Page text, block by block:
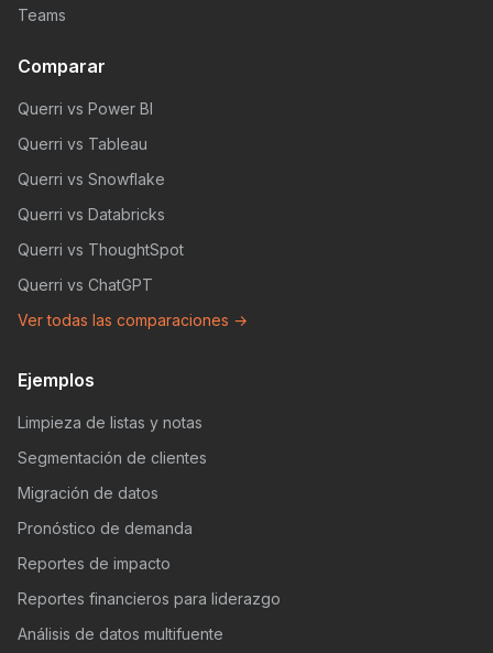
Teams
Comparar
Querri vs Power BI
Querri vs Tableau
Querri vs Snowflake
Querri vs Databricks
Querri vs ThoughtSpot
Querri vs ChatGPT
Ver todas las comparaciones →
Ejemplos
Limpieza de listas y notas
Segmentación de clientes
Migración de datos
Pronóstico de demanda
Reportes de impacto
Reportes financieros para liderazgo
Análisis de datos multifuente